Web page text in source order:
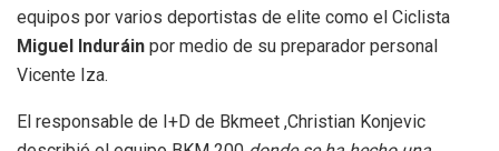
equipos por varios deportistas de elite como el Ciclista
Miguel Induráin por medio de su preparador personal
Vicente Iza.
El responsable de I+D de Bkmeet ,Christian Konjevic